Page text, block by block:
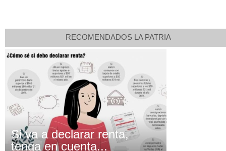
RECOMENDADOS LA PATRIA
Si va a declarar renta,
tenga en cuenta...